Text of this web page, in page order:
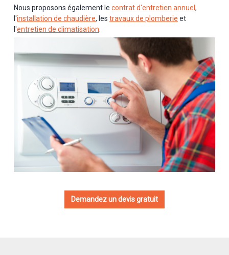
Nous proposons également le contrat d'entretien annuel ,
l'installation de chaudière, les travaux de plomberie et
l'entretien de climatisation
Demandez un devis gratuit